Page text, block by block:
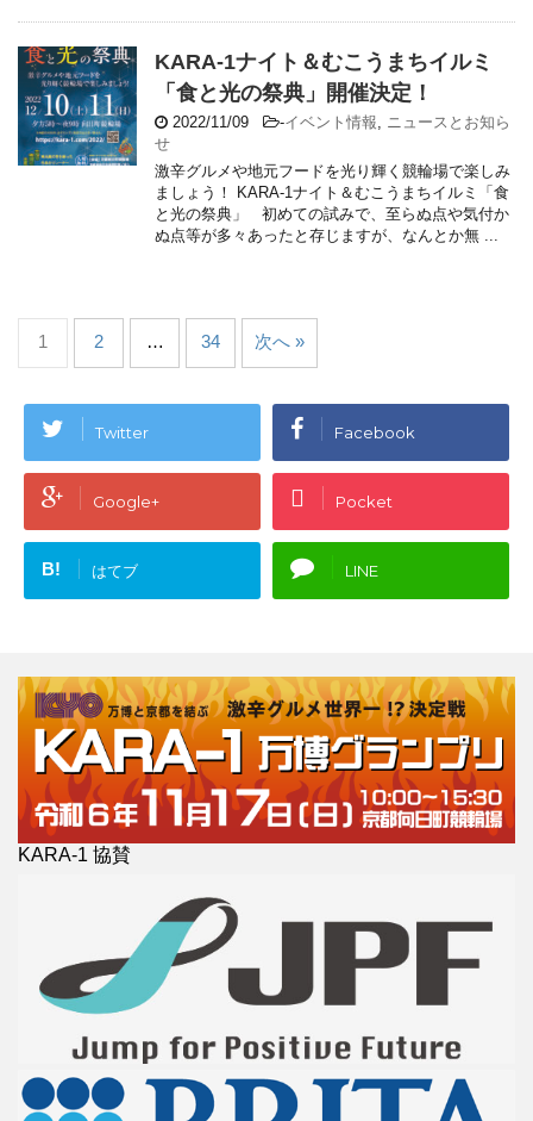
KARA-1ナイト＆むこうまちイルミ
「食と光の祭典」開催決定！
2022/11/09 -イベント情報, ニュースとお知ら
せ
激辛グルメや地元フードを光り輝く競輪場で楽しみ
ましょう！ KARA-1ナイト＆むこうまちイルミ「食
と光の祭典」 初めての試みで、至らぬ点や気付か
ぬ点等が多々あったと存じますが、なんとか無 ...
1 2 … 34 次へ »
Twitter Facebook
Google+ Pocket
B! はてブ LINE
KARA-1 協賛